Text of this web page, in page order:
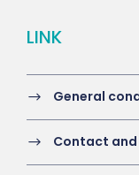
LINK
General
Contact